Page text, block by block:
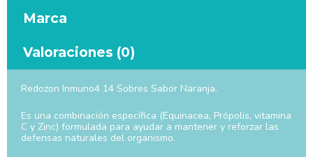
Marca
Valoraciones (0)
Redozon Inmuno4 14 Sobres Sabor Naranja.
Es una combinación específica (Equinacea, Própolis, vitamina
C y Zinc) formulada para ayudar a mantener y reforzar las
defensas naturales del organismo.